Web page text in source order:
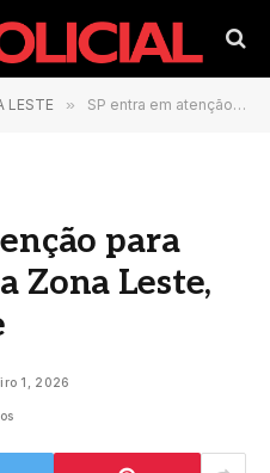
LESTE » SP entra em atenção para alagamentos na Zona Leste, Centro e Norte
para
Zona Leste,
1, 2026